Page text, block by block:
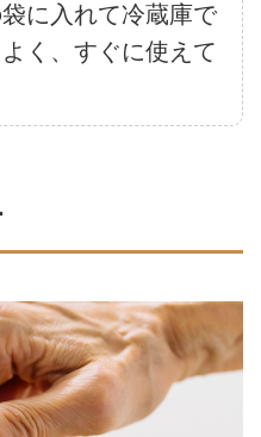
に入れて冷蔵庫で
く、すぐに使えて